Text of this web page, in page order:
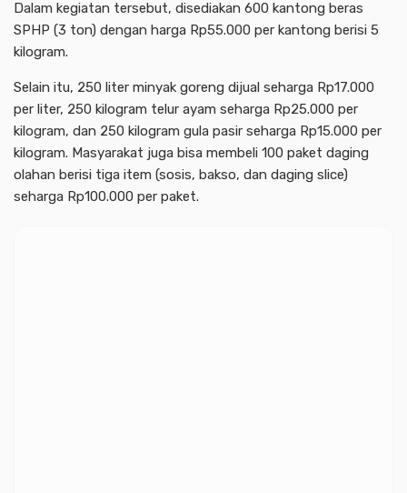
Dalam kegiatan tersebut, disediakan 600 kantong beras
SPHP (3 ton) dengan harga Rp55.000 per kantong berisi 5
kilogram.
Selain itu, 250 liter minyak goreng dijual seharga Rp17.000
per liter, 250 kilogram telur ayam seharga Rp25.000 per
kilogram, dan 250 kilogram gula pasir seharga Rp15.000 per
kilogram. Masyarakat juga bisa membeli 100 paket daging
olahan berisi tiga item (sosis, bakso, dan daging slice)
seharga Rp100.000 per paket.